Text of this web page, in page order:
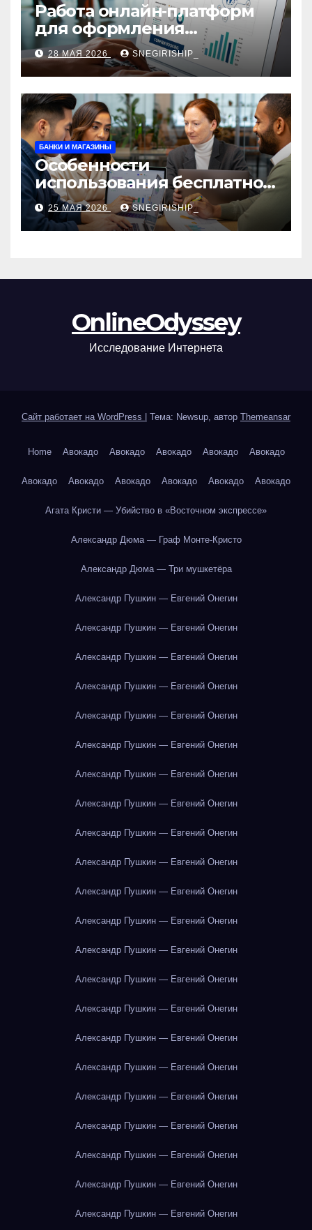
Работа онлайн‑платформ
для оформления
авиабилетов: алгоритмы,
сборы и безопасность
28 МАЯ 2026 SNEGIRISHIP_
БАНКИ И МАГАЗИНЫ
Особенности
использования бесплатной
версии программ для
автоматизации и
управления предприятием
25 МАЯ 2026 SNEGIRISHIP_
OnlineOdyssey
Исследование Интернета
Сайт работает на WordPress Тема: Newsup, автор Themeansar
Home Авокадо Авокадо Авокадо Авокадо Авокадо
Авокадо Авокадо Авокадо Авокадо Авокадо Авокадо
Агата Кристи — Убийство в «Восточном экспрессе»
Александр Дюма — Граф Монте-Кристо
Александр Дюма — Три мушкетёра
Александр Пушкин — Евгений Онегин
Александр Пушкин — Евгений Онегин
Александр Пушкин — Евгений Онегин
Александр Пушкин — Евгений Онегин
Александр Пушкин — Евгений Онегин
Александр Пушкин — Евгений Онегин
Александр Пушкин — Евгений Онегин
Александр Пушкин — Евгений Онегин
Александр Пушкин — Евгений Онегин
Александр Пушкин — Евгений Онегин
Александр Пушкин — Евгений Онегин
Александр Пушкин — Евгений Онегин
Александр Пушкин — Евгений Онегин
Александр Пушкин — Евгений Онегин
Александр Пушкин — Евгений Онегин
Александр Пушкин — Евгений Онегин
Александр Пушкин — Евгений Онегин
Александр Пушкин — Евгений Онегин
Александр Пушкин — Евгений Онегин
Александр Пушкин — Евгений Онегин
Александр Пушкин — Евгений Онегин
Александр Пушкин — Евгений Онегин